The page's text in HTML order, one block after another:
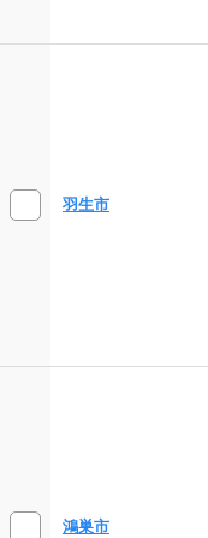
羽生市
鴻巣市